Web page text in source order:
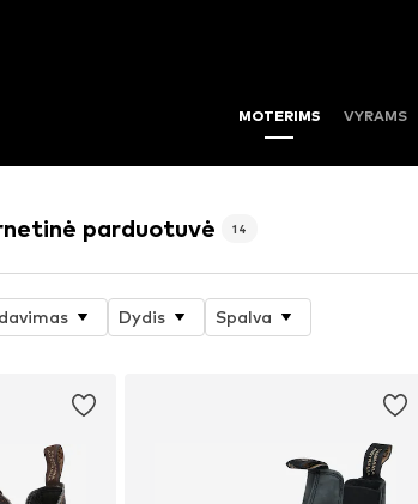
MOTERIMS VYRAMS
parduotuvė 14
Dydis Spalva